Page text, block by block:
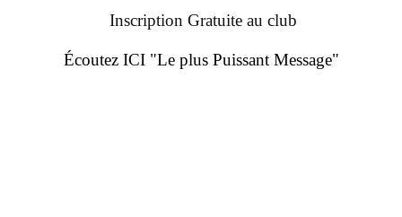
Inscription Gratuite au club
Écoutez ICI "Le plus Puissant Message"